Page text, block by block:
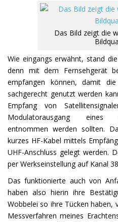
Das Bild zeigt die
Wie eingangs erwähnt, stand
denn mit dem Fernsehgerät
empfangen können, damit
sachgerecht genutzt werden
Empfang von
Modulatorausgang eines
entnommen werden sollten.
kurzes HF-Kabel mittels
UHF-Anschluss gelegt werden.
per Werkseinstellung auf Kanal
Das funktionierte auch von
haben also hierin ihre
Wobbelei so ihre Tücken haben,
Messverfahren meines